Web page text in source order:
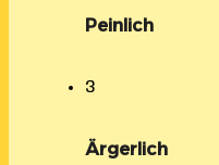
Peinlich
3
Ärgerlich